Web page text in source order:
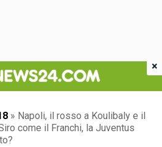
» Napoli, il rosso a Koulibaly e il
come il Franchi, la Juventus
×